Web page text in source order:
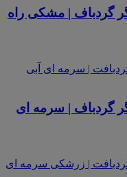
گردباف | مشکی راه
گردباف | سرمه ای